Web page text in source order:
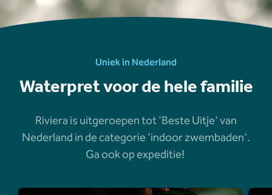
Uniek in Nederland
Waterpret voor de hele familie
Riviera is uitgeroepen tot 'Beste Uitje' van
Nederland in de categorie 'indoor zwembaden'.
Ga ook op expeditie!